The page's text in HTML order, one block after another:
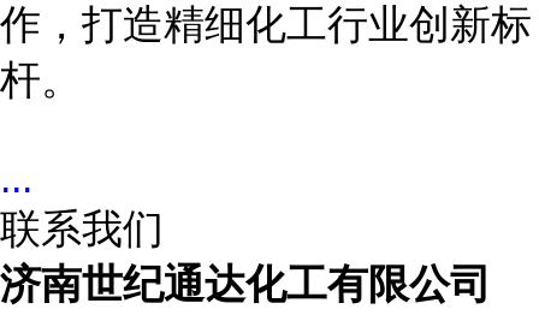
作，打造精细化工行业创新标
杆。
...
联系我们
济南世纪通达化工有限公司